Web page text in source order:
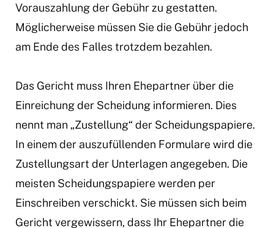
Vorauszahlung der Gebühr zu gestatten.
Möglicherweise müssen Sie die Gebühr jedoch
am Ende des Falles trotzdem bezahlen.
Das Gericht muss Ihren Ehepartner über die
Einreichung der Scheidung informieren. Dies
nennt man „Zustellung“ der Scheidungspapiere.
In einem der auszufüllenden Formulare wird die
Zustellungsart der Unterlagen angegeben. Die
meisten Scheidungspapiere werden per
Einschreiben verschickt. Sie müssen sich beim
Gericht vergewissern, dass Ihr Ehepartner die